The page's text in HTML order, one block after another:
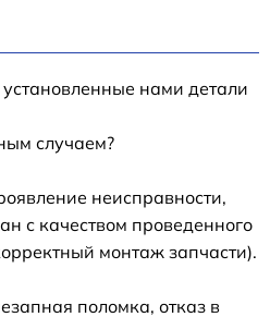
нами детали
случаем?
неисправности,
с качеством проведенного
монтаж запчасти).
поломка, отказ в